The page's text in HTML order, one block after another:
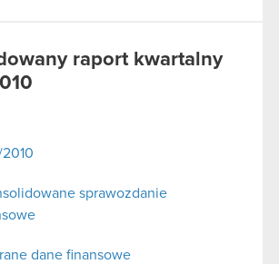
raport kwartalny
sprawozdanie
dane finansowe